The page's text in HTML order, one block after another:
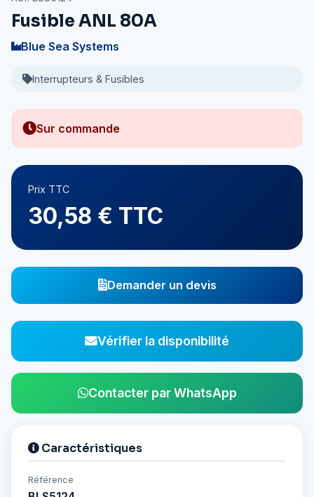
Fusible ANL 80A
Blue Sea Systems
Interrupteurs & Fusibles
Sur commande
Prix TTC
30,58 € TTC
Demander un devis
Vérifier la disponibilité
Contacter par WhatsApp
Caractéristiques
Référence